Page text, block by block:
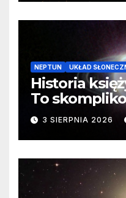
NEPTUN UKŁAD
Historia
To
3 SIERPNIA 2026